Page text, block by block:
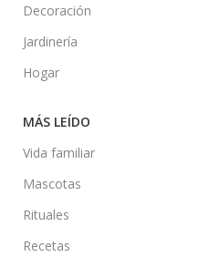
Decoración
Jardinería
Hogar
MÁS LEÍDO
Vida familiar
Mascotas
Rituales
Recetas